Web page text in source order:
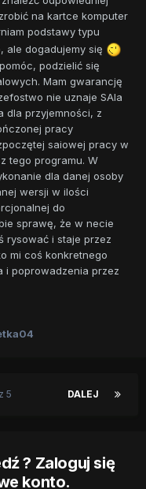
na kartce komputer
podstawy typu
ale dogadujemy się
podzielić się
Mam gwarancję
nie uznaje SAIa
dla przyjemności, z
pracy
saiowej pracy w
tego programu. W
dla danej osoby
wersji w ilości
do
sprawę, że w necie
rysować i staje przez
mi coś konkretnego
i poprowadzenia przez
DALEJ
5
? Zaloguj się
konto.